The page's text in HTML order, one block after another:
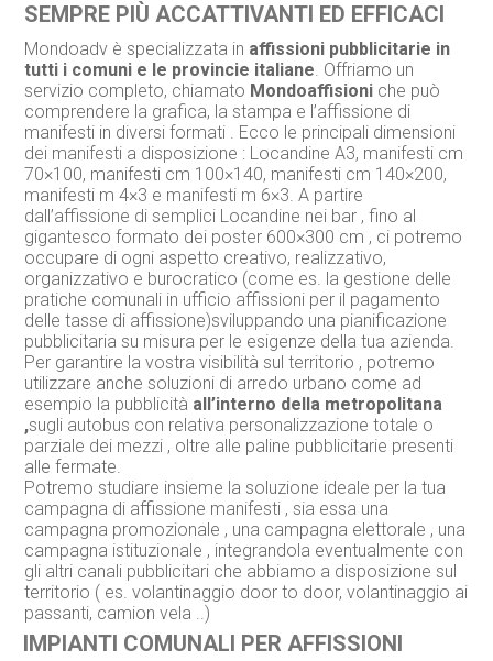
SEMPRE PIÙ ACCATTIVANTI ED EFFICACI
Mondoadv è specializzata in affissioni pubblicitarie in
tutti i comuni e le provincie italiane. Offriamo un
servizio completo, chiamato Mondoaffisioni che può
comprendere la grafica, la stampa e l’affissione di
manifesti in diversi formati . Ecco le principali dimensioni
dei manifesti a disposizione : Locandine A3, manifesti cm
70×100, manifesti cm 100×140, manifesti cm 140×200,
manifesti m 4×3 e manifesti m 6×3. A partire
dall’affissione di semplici Locandine nei bar , fino al
gigantesco formato dei poster 600×300 cm , ci potremo
occupare di ogni aspetto creativo, realizzativo,
organizzativo e burocratico (come es. la gestione delle
pratiche comunali in ufficio affissioni per il pagamento
delle tasse di affissione)sviluppando una pianificazione
pubblicitaria su misura per le esigenze della tua azienda.
Per garantire la vostra visibilità sul territorio , potremo
utilizzare anche soluzioni di arredo urbano come ad
esempio la pubblicità all’interno della metropolitana
,sugli autobus con relativa personalizzazione totale o
parziale dei mezzi , oltre alle paline pubblicitarie presenti
alle fermate.
Potremo studiare insieme la soluzione ideale per la tua
campagna di affissione manifesti , sia essa una
campagna promozionale , una campagna elettorale , una
campagna istituzionale , integrandola eventualmente con
gli altri canali pubblicitari che abbiamo a disposizione sul
territorio ( es. volantinaggio door to door, volantinaggio ai
passanti, camion vela ..)
IMPIANTI COMUNALI PER AFFISSIONI